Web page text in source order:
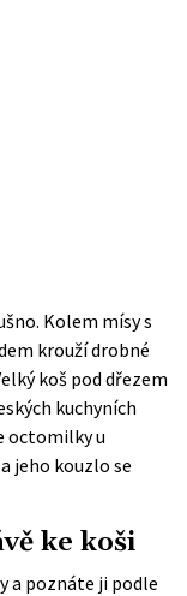
Kolem mísy s
krouží drobné
koš pod dřezem
kuchyních
octomilky u
jeho kouzlo se
ke koši
a poznáte ji podle